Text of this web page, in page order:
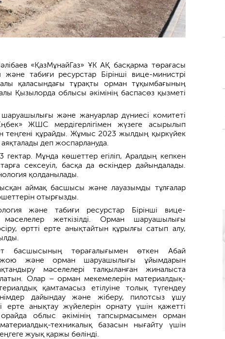
«ҚазМұнайГаз» ҰК АҚ басқарма төрағасы
табиғи ресурстар Бірінші вице-министрі
қаласындағы тұрақты орман тұқымбағының
Қызылорда облысы әкімінің баспасөз қызметі
және жануарлар дүниесі комитеті
ЖШС мердігерлігімен жүзеге асырылып
теңгені құрайды. Жұмыс 2023 жылдың қыркүйек
деп жоспарлануда.
Мұнда көшеттер егіліп, Аралдың кепкен
сексеуіл, басқа да өскіндер дайындалады.
қолданылады.
аймақ басшысы және лауазымды тұлғалар
отырғызды.
және табиғи ресурстар Бірінші вице-
мәселелер жеткізілді. Орман шаруашылығы
өртті ерте анықтайтын құрылғы сатып алу,
басшысының төрағалығымен өткен Абай
және орман шаруашылығы ұйымдарын
мәселелері талқыланған жиналыста
Олар – орман мекемелерін материалдық-
қамтамасыз етілуіне толық түгендеу
дайындау және жіберу, пилотсыз ұшу
ерте анықтау жүйелерін орнату үшін қажетті
облыс әкімінің тапсырмасымен орман
техникалық базасын нығайту үшін
жуық қаржы бөлінді.